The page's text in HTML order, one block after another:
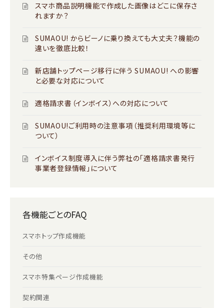
スマホ商品説明機能で作成した画像はどこに保存さ
れますか？
SUMAOU! からビーノに乗り換えても大丈夫？機能の
違いを徹底比較！
新店舗トップページ移行に伴う SUMAOU! への影響
と必要な対応について
適格請求書（インボイス）への対応について
SUMAOU!ご利用時の注意事項（推奨利用環境等に
ついて）
インボイス制度導入に伴う弊社の「適格請求書発行
事業者登録情報」について
各機能ごとのFAQ
スマホトップ作成機能
その他
スマホ特集ページ作成機能
契約関連